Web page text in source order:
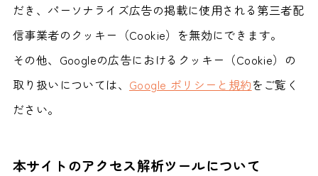
だき、パーソナライズ広告の掲載に使用される第三者配
信事業者のクッキー（Cookie）を無効にできます。
その他、Googleの広告におけるクッキー（Cookie）の
取り扱いについては、 Google ポリシーと規約をご覧く
ださい。
本サイトのアクセス解析ツールについて